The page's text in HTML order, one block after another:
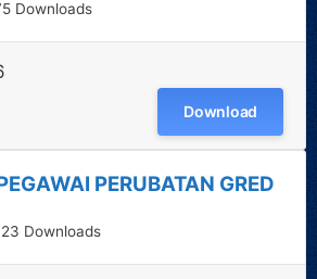
Downloads
Download
PERUBATAN GRED
Downloads